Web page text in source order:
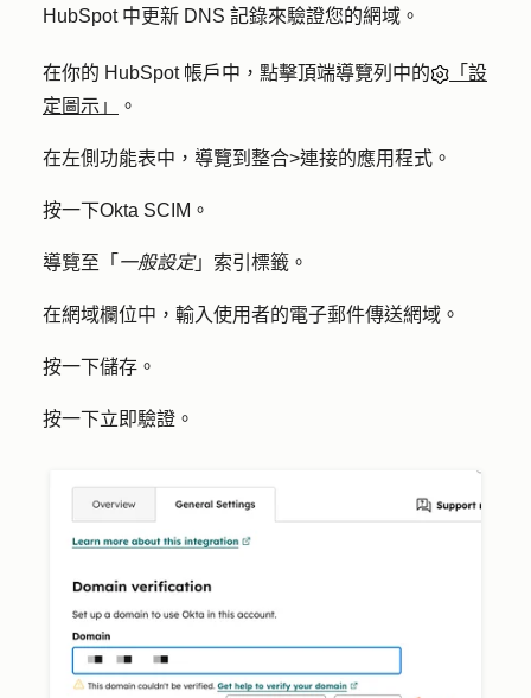
HubSpot 中更新 DNS 記錄來驗證您的網域。
在你的 HubSpot 帳戶中，點擊頂端導覽列中的
「設
定圖示」
。
在左側功能表中，導覽到 整合>連接的應用程式 。
按一下Okta SCIM 。
導覽至「 一般設定」索引標籤。
在網域欄位中，輸入使用者的電子郵件傳送網域。
按一下儲存 。
按一下立即驗證 。